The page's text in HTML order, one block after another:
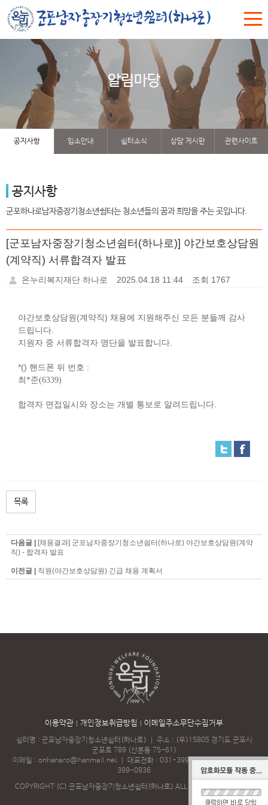
알림마당
공지사항 입소안내 쉼터소식 상담 게시판 관련사이트
공지사항
군포하나로남자중장기청소년쉼터는 청소년들의 꿈과 희망을 주는 곳입니다.
[군포남자중장기청소년쉼터(하나로)] 야간보호상담원
(계약직) 서류합격자 발표
온누리복지재단 하나로 2025.04.18 11:44 조회 1767
야간보호상담원 (계약직) 채용에 지원해주신 모든 분들께 감사
드립니다
지원자 중 서류합격자 명단을 발표합니다
*() 핸드폰 뒤 번호 :
최*준(6339)
합격자 면접일시와 장소는 개별 통보로 알려드립니다
목록
다음글 |
[채용결과] 군포남자중장기청소년쉼터(하나로) 야간보호상담원(계약
직) - 합격자 발표
이전글 | 직원(야간보호상담원) 긴급 채용 계획서
이용약관 개인정보취급방침 이메일주소무단수집거부
쉼터명 : 군포남자중장기청소년쉼터(하나로)
주소 : (우)15805 경기도 군포시
군포로 789 (산본동 75-61)
이메일 : onhanaro@hanmail.net｜ 대표전화 : 031-399-7997｜팩스 : 031-
399-0936
COPYRIGHT (C) 군포남자중장기청소년쉼터(하나로) ALL RIGHTS RESERVED.